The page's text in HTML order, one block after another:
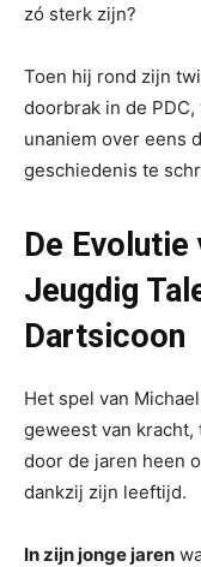
zó sterk zijn?
Toen hij rond zijn
doorbrak in de
unaniem over eens
geschiedenis te
De Evolutie
Jeugdig
Dartsicoon
Het spel van
geweest van
door de jaren heen
dankzij zijn leeftijd.
In zijn jonge jaren